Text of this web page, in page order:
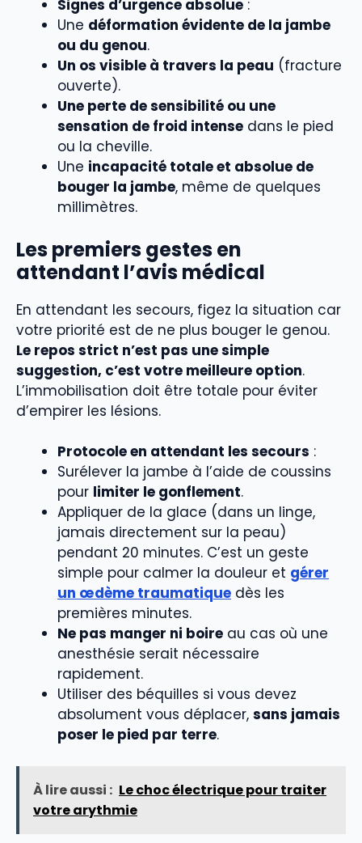
Signes d’urgence absolue :
Une déformation évidente de la jambe
ou du genou.
Un os visible à travers la peau (fracture
ouverte).
Une perte de sensibilité ou une
sensation de froid intense dans le pied
ou la cheville.
Une incapacité totale et absolue de
bouger la jambe, même de quelques
millimètres.
Les premiers gestes en
attendant l’avis médical
En attendant les secours, figez la situation car
votre priorité est de ne plus bouger le genou.
Le repos strict n’est pas une simple
suggestion, c’est votre meilleure option.
L’immobilisation doit être totale pour éviter
d’empirer les lésions.
Protocole en attendant les secours :
Surélever la jambe à l’aide de coussins
pour limiter le gonflement.
Appliquer de la glace (dans un linge,
jamais directement sur la peau)
pendant 20 minutes. C’est un geste
simple pour calmer la douleur et gérer
un œdème traumatique dès les
premières minutes.
Ne pas manger ni boire au cas où une
anesthésie serait nécessaire
rapidement.
Utiliser des béquilles si vous devez
absolument vous déplacer, sans jamais
poser le pied par terre.
À lire aussi : Le choc électrique pour traiter
votre arythmie